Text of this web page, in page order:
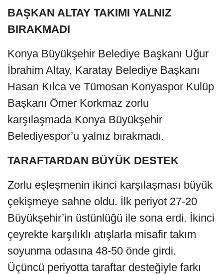
BAŞKAN ALTAY TAKIMI YALNIZ
BIRAKMADI
Konya Büyükşehir Belediye Başkanı Uğur
İbrahim Altay, Karatay Belediye Başkanı
Hasan Kılca ve Tümosan Konyaspor Kulüp
Başkanı Ömer Korkmaz zorlu
karşılaşmada Konya Büyükşehir
Belediyespor’u yalnız bırakmadı.
TARAFTARDAN BÜYÜK DESTEK
Zorlu eşleşmenin ikinci karşılaşması büyük
çekişmeye sahne oldu. İlk periyot 27-20
Büyükşehir’in üstünlüğü ile sona erdi. İkinci
çeyrekte karşılıklı atışlarla misafir takım
soyunma odasına 48-50 önde girdi.
Üçüncü periyotta taraftar desteğiyle farkı